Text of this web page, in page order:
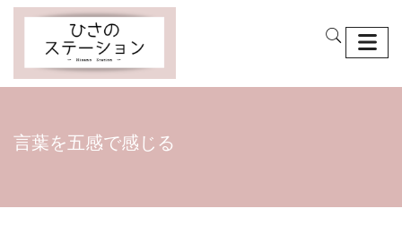
言葉を五感で感じる